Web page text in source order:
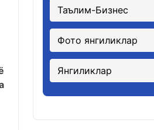
Таълим-Бизнес
Фото янгиликлар
Янгиликлар